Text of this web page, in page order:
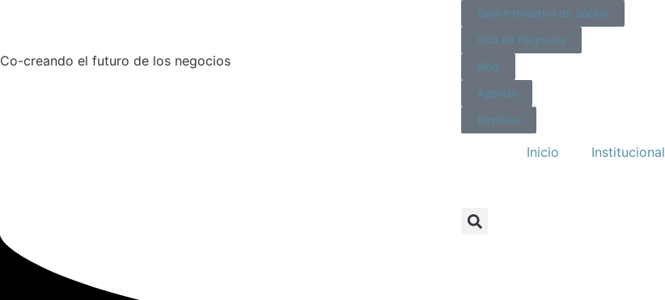
Co-creando el futuro de los negocios
Guía Interactiva de Socios
Hub de Negocios
Blog
Agenda
Empleos
Inicio Institucional